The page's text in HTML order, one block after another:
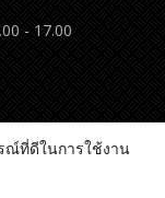
- 17.00
ณ์ที่ดีในการใช้งาน